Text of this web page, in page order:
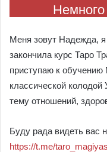
Меня зовут Надежда,
закончила курс Таро
приступаю к
классической
тему отношений,
Буду рада видеть вас
https://t.me/